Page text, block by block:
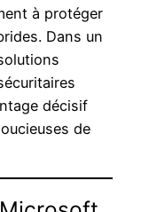
à protéger
Dans un
décisif
de